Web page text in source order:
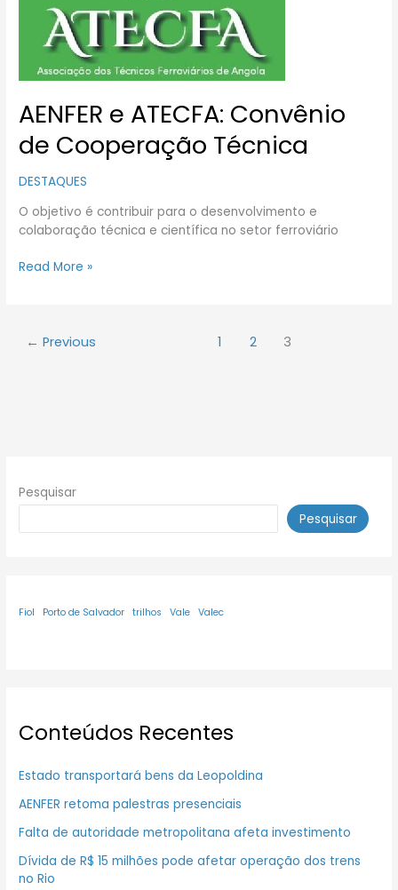
AENFER e ATECFA: Convênio
de Cooperação Técnica
DESTAQUES
O objetivo é contribuir para o desenvolvimento e
colaboração técnica e científica no setor ferroviário
Read More »
← Previous 1 2 3
Pesquisar
Pesquisar
Fiol Porto de Salvador trilhos Vale Valec
Conteúdos Recentes
Estado transportará bens da Leopoldina
AENFER retoma palestras presenciais
Falta de autoridade metropolitana afeta investimento
Dívida de R$ 15 milhões pode afetar operação dos trens
no Rio